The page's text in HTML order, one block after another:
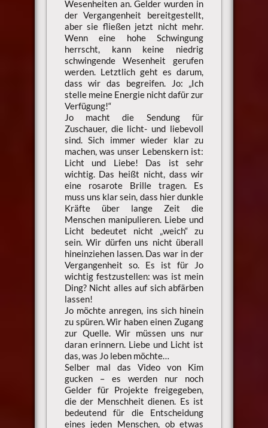
Wesenheiten an. Gelder wurden in
der Vergangenheit bereitgestellt,
aber sie fließen jetzt nicht mehr.
Wenn eine hohe Schwingung
herrscht, kann keine niedrig
schwingende Wesenheit gerufen
werden. Letztlich geht es darum,
dass wir das begreifen. Jo: „Ich
stelle meine Energie nicht dafür zur
Verfügung!“
Jo macht die Sendung für
Zuschauer, die licht- und liebevoll
sind. Sich immer wieder klar zu
machen, was unser Lebenskern ist:
Licht und Liebe! Das ist sehr
wichtig. Das heißt nicht, dass wir
eine rosarote Brille tragen. Es
muss uns klar sein, dass hier dunkle
Kräfte über lange Zeit die
Menschen manipulieren. Liebe und
Licht bedeutet nicht „weich“ zu
sein. Wir dürfen uns nicht überall
hineinziehen lassen. Das war in der
Vergangenheit so. Es ist für Jo
wichtig festzustellen: was ist mein
Ding? Nicht alles auf sich abfärben
lassen!
Jo möchte anregen, ins sich hinein
zu spüren. Wir haben einen Zugang
zur Quelle. Wir müssen uns nur
daran erinnern. Liebe und Licht ist
das, was Jo leben möchte…
Selber mal das Video von Kim
gucken – es werden nur noch
Gelder für Projekte freigegeben,
die der Menschheit dienen. Es ist
bedeutend für die Entscheidung
eines jeden Menschen, ob etwas